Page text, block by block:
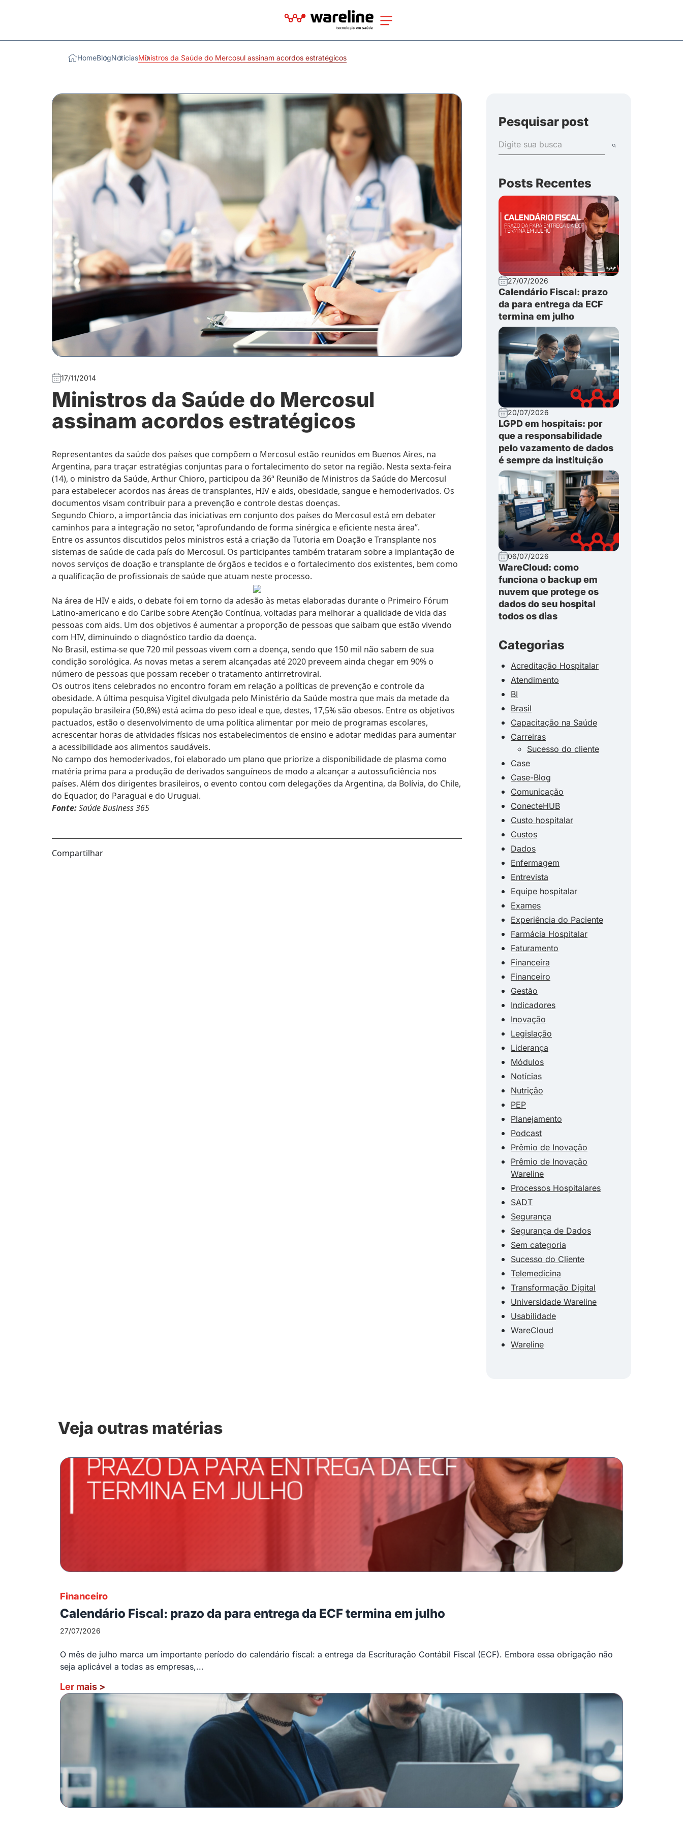
HomeBlogNotíciasMinistros da Saúde do Mercosul assinam acordos estratégicos
17/11/2014
Ministros da Saúde do Mercosul
assinam acordos estratégicos
Representantes da saúde dos países que compõem o Mercosul estão reunidos em Buenos Aires, na
Argentina, para traçar estratégias conjuntas para o fortalecimento do setor na região. Nesta sexta-feira
(14), o ministro da Saúde, Arthur Chioro, participou da 36ª Reunião de Ministros da Saúde do Mercosul
para estabelecer acordos nas áreas de transplantes, HIV e aids, obesidade, sangue e hemoderivados. Os
documentos visam contribuir para a prevenção e controle destas doenças.
Segundo Chioro, a importância das iniciativas em conjunto dos países do Mercosul está em debater
caminhos para a integração no setor, “aprofundando de forma sinérgica e eficiente nesta área”.
Entre os assuntos discutidos pelos ministros está a criação da Tutoria em Doação e Transplante nos
sistemas de saúde de cada país do Mercosul. Os participantes também trataram sobre a implantação de
novos serviços de doação e transplante de órgãos e tecidos e o fortalecimento dos existentes, bem como
a qualificação de profissionais de saúde que atuam neste processo.
Na área de HIV e aids, o debate foi em torno da adesão às metas elaboradas durante o Primeiro Fórum
Latino-americano e do Caribe sobre Atenção Contínua, voltadas para melhorar a qualidade de vida das
pessoas com aids. Um dos objetivos é aumentar a proporção de pessoas que saibam que estão vivendo
com HIV, diminuindo o diagnóstico tardio da doença.
No Brasil, estima-se que 720 mil pessoas vivem com a doença, sendo que 150 mil não sabem de sua
condição sorológica. As novas metas a serem alcançadas até 2020 preveem ainda chegar em 90% o
número de pessoas que possam receber o tratamento antirretroviral.
Os outros itens celebrados no encontro foram em relação a políticas de prevenção e controle da
obesidade. A última pesquisa Vigitel divulgada pelo Ministério da Saúde mostra que mais da metade da
população brasileira (50,8%) está acima do peso ideal e que, destes, 17,5% são obesos. Entre os objetivos
pactuados, estão o desenvolvimento de uma política alimentar por meio de programas escolares,
acrescentar horas de atividades físicas nos estabelecimentos de ensino e adotar medidas para aumentar
a acessibilidade aos alimentos saudáveis.
No campo dos hemoderivados, foi elaborado um plano que priorize a disponibilidade de plasma como
matéria prima para a produção de derivados sanguíneos de modo a alcançar a autossuficiência nos
países. Além dos dirigentes brasileiros, o evento contou com delegações da Argentina, da Bolívia, do Chile,
do Equador, do Paraguai e do Uruguai.
Fonte:Saúde Business 365
Compartilhar
Pesquisar post
Posts Recentes
27/07/2026
Calendário Fiscal: prazo
da para entrega da ECF
termina em julho
20/07/2026
LGPD em hospitais: por
que a responsabilidade
pelo vazamento de dados
é sempre da instituição
06/07/2026
WareCloud: como
funciona o backup em
nuvem que protege os
dados do seu hospital
todos os dias
Categorias
Acreditação Hospitalar
Atendimento
BI
Brasil
Capacitação na Saúde
Carreiras
Sucesso do cliente
Case
Case-Blog
Comunicação
ConecteHUB
Custo hospitalar
Custos
Dados
Enfermagem
Entrevista
Equipe hospitalar
Exames
Experiência do Paciente
Farmácia Hospitalar
Faturamento
Financeira
Financeiro
Gestão
Indicadores
Inovação
Legislação
Liderança
Módulos
Notícias
Nutrição
PEP
Planejamento
Podcast
Prêmio de Inovação
Prêmio de Inovação
Wareline
Processos Hospitalares
SADT
Segurança
Segurança de Dados
Sem categoria
Sucesso do Cliente
Telemedicina
Transformação Digital
Universidade Wareline
Usabilidade
WareCloud
Wareline
Veja outras matérias
Financeiro
Calendário Fiscal: prazo da para entrega da ECF termina em julho
27/07/2026
O mês de julho marca um importante período do calendário fiscal: a entrega da Escrituração Contábil Fiscal (ECF). Embora essa obrigação não
seja aplicável a todas as empresas,...
Ler mais >